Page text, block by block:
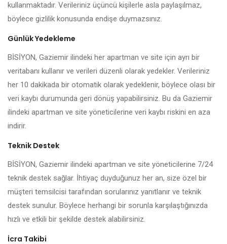
kullanmaktadır. Verileriniz üçüncü kişilerle asla paylaşılmaz,
böylece gizlilik konusunda endişe duymazsınız.
Günlük Yedekleme
BİSİYON, Gaziemir ilindeki her apartman ve site için ayrı bir
veritabanı kullanır ve verileri düzenli olarak yedekler. Verileriniz
her 10 dakikada bir otomatik olarak yedeklenir, böylece olası bir
veri kaybı durumunda geri dönüş yapabilirsiniz. Bu da Gaziemir
ilindeki apartman ve site yöneticilerine veri kaybı riskini en aza
indirir.
Teknik Destek
BİSİYON, Gaziemir ilindeki apartman ve site yöneticilerine 7/24
teknik destek sağlar. İhtiyaç duyduğunuz her an, size özel bir
müşteri temsilcisi tarafından sorularınız yanıtlanır ve teknik
destek sunulur. Böylece herhangi bir sorunla karşılaştığınızda
hızlı ve etkili bir şekilde destek alabilirsiniz.
İcra Takibi